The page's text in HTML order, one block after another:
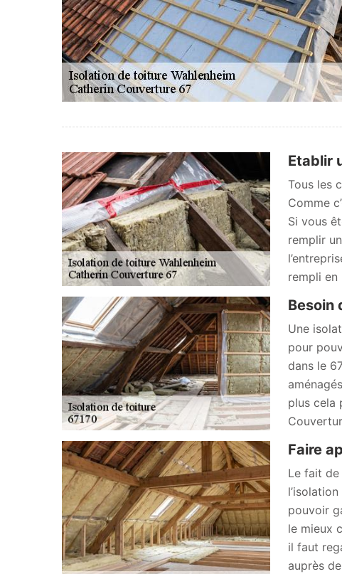
Etablir
Tous les
Comme
Si vous
remplir
rempli en
Besoin
Une
pour
dans le
plus cela
Faire
Le fait
pouvoir
le mieux
il faut
auprès